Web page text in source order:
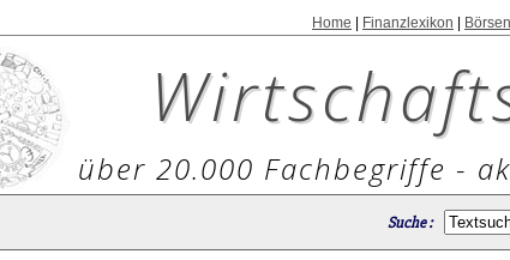
Home Finanzlexikon
über 20.000 Fachbegriffe -
Suche :